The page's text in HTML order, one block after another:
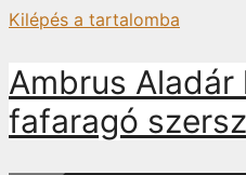
Kilépés a tartalomba
Ambrus Aladár
fafaragó